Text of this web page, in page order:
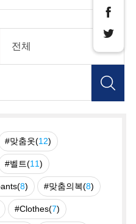
#맞춤옷(12)
#벨트(11)
8) #맞춤의복(8)
#Clothes(7)